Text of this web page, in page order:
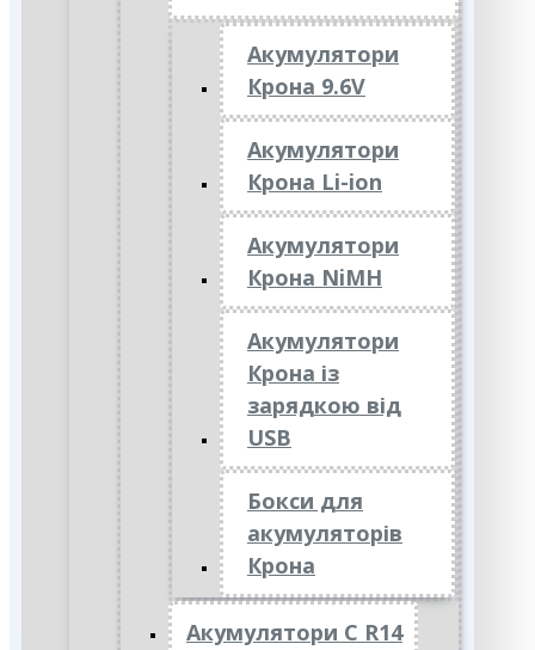
Акумулятори
Крона 9.6V
Акумулятори
Крона Li-ion
Акумулятори
Крона NiMH
Акумулятори
Крона із
зарядкою від
USB
Бокси для
акумуляторів
Крона
Акумулятори C R14